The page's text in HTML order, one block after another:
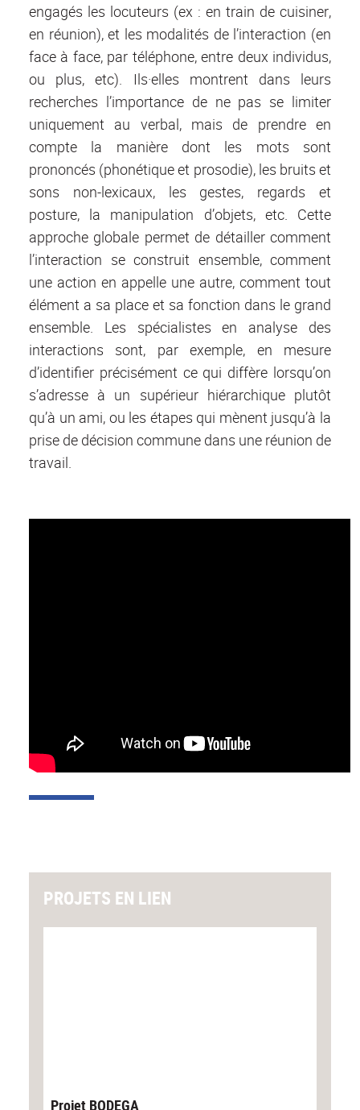
engagés les locuteurs (ex : en train de cuisiner,
en réunion), et les modalités de l’interaction (en
face à face, par téléphone, entre deux individus,
ou plus, etc). Ils·elles montrent dans leurs
recherches l’importance de ne pas se limiter
uniquement au verbal, mais de prendre en
compte la manière dont les mots sont
prononcés (phonétique et prosodie), les bruits et
sons non-lexicaux, les gestes, regards et
posture, la manipulation d’objets, etc. Cette
approche globale permet de détailler comment
l’interaction se construit ensemble, comment
une action en appelle une autre, comment tout
élément a sa place et sa fonction dans le grand
ensemble. Les spécialistes en analyse des
interactions sont, par exemple, en mesure
d’identifier précisément ce qui diffère lorsqu’on
s’adresse à un supérieur hiérarchique plutôt
qu’à un ami, ou les étapes qui mènent jusqu’à la
prise de décision commune dans une réunion de
travail.
PROJETS EN LIEN
Projet BODEGA